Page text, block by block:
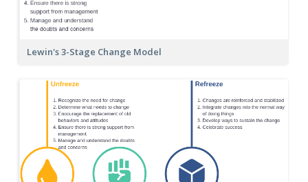
Lewin's 3-Stage Change Model